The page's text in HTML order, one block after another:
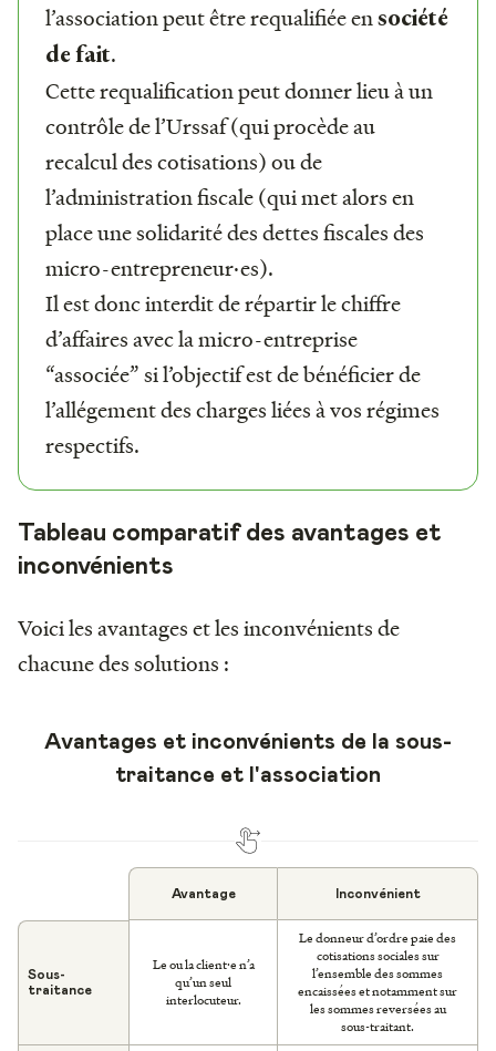
l’association peut être requalifiée ensociété
de fait.
Cette requalification peut donner lieu à un
contrôle de l’Urssaf (qui procède au
recalcul des cotisations) ou de
l’administration fiscale (qui met alors en
place une solidarité des dettes fiscales des
micro-entrepreneur·es).
Il est donc interdit de répartir le chiffre
d’affaires avec la micro-entreprise
“associée” si l’objectif est de bénéficier de
l’allégement des charges liées à vos régimes
respectifs.
Tableau comparatif des avantages et
inconvénients
Voici les avantages et les inconvénients de
chacune des solutions :
Avantages et inconvénients de la sous-
traitance et l'association
Avantage Inconvénient
Sous-
traitance
Le ou la client·e n’a
qu’un seul
interlocuteur.
Le donneur d’ordre paie des
cotisations sociales sur
l’ensemble des sommes
encaissées et notamment sur
les sommes reversées au
sous-traitant.